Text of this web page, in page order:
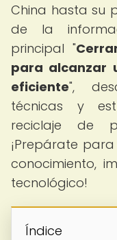
China hasta su
de la
principal "
para alcanzar
eficiente",
técnicas y
reciclaje de
¡Prepárate
conocimiento,
tecnológico!
Índice